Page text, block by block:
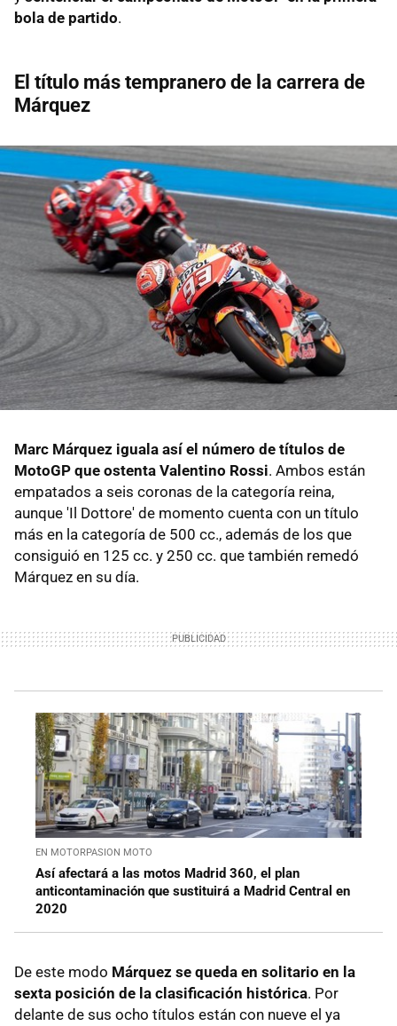
bola de partido.
El título más tempranero de la carrera de
Márquez
Marc Márquez iguala así el número de títulos de
MotoGP que ostenta Valentino Rossi. Ambos están
empatados a seis coronas de la categoría reina,
aunque 'Il Dottore' de momento cuenta con un título
más en la categoría de 500 cc., además de los que
consiguió en 125 cc. y 250 cc. que también remedó
Márquez en su día.
EN MOTORPASION MOTO
Así afectará a las motos Madrid 360, el plan
anticontaminación que sustituirá a Madrid Central en
2020
De este modo Márquez se queda en solitario en la
sexta posición de la clasificación histórica. Por
delante de sus ocho títulos están con nueve el ya